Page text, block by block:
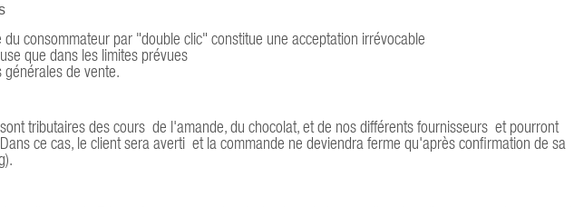
du consommateur par "double clic" constitue une acceptation irrévocable
que dans les limites prévues
générales de vente.
tributaires des cours de l'amande, du chocolat, et de nos différents fournisseurs et pourront
ce cas, le client sera averti et la commande ne deviendra ferme qu'après confirmation de sa